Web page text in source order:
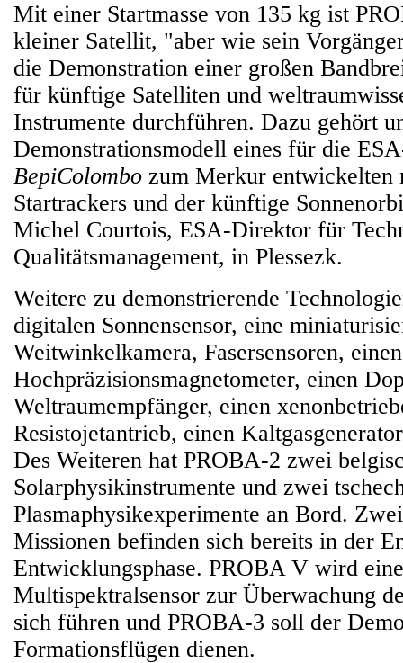
Mit einer Startmasse von 135 kg ist
kleiner Satellit, "aber wie sein
die Demonstration einer großen
für künftige Satelliten und
Instrumente durchführen. Dazu gehört
Demonstrationsmodell eines für die
BepiColombo zum Merkur entwickelten
Startrackers und der künftige
Michel Courtois, ESA-Direktor für
Qualitätsmanagement, in Plessezk.
Weitere zu demonstrierende
digitalen Sonnensensor, eine
Weitwinkelkamera, Fasersensoren, einen
Hochpräzisionsmagnetometer, einen
Weltraumempfänger, einen
Resistojetantrieb, einen
Des Weiteren hat PROBA-2 zwei
Solarphysikinstrumente und zwei
Plasmaphysikexperimente an Bord.
Missionen befinden sich bereits in der
Entwicklungsphase. PROBA V wird
Multispektralsensor zur Überwachung
sich führen und PROBA-3 soll der
Formationsflügen dienen.